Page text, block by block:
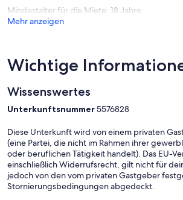
Mindestalter für die Miete: 18 Jahre
Mehr anzeigen
Wichtige
Wissenswertes
Unterkunftsnummer5576828
Diese Unterkunft wird von einem privaten
(eine Partei, die nicht im Rahmen ihrer
oder beruflichen Tätigkeit handelt). Das EU-
einschließlich Widerrufsrecht, gilt nicht für
jedoch von den vom privaten Gastgeber
Stornierungsbedingungen abgedeckt.